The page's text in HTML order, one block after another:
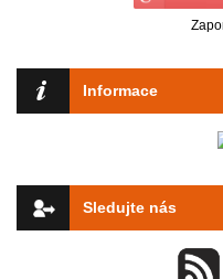
Informace
Sledujte nás